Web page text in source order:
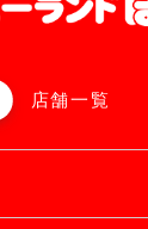
店舗一覧